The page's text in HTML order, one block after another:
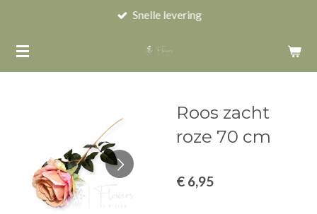
naar
de
Snelle levering
Roos zacht
roze 70 cm
€ 6,95